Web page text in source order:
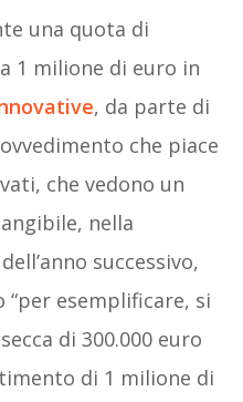
una quota di
1 milione di euro in
, da parte di
che piace
che vedono un
nella
successivo,
esemplificare, si
di 300.000 euro
di 1 milione di